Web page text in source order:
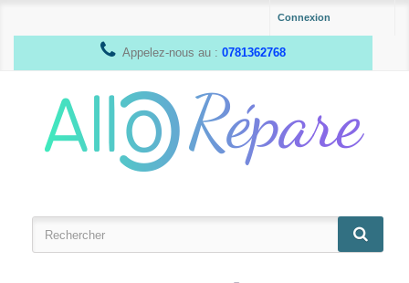
Connexion
Appelez-nous au : 0781362768